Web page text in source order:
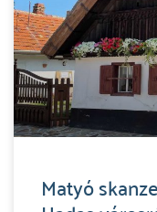
Matyó